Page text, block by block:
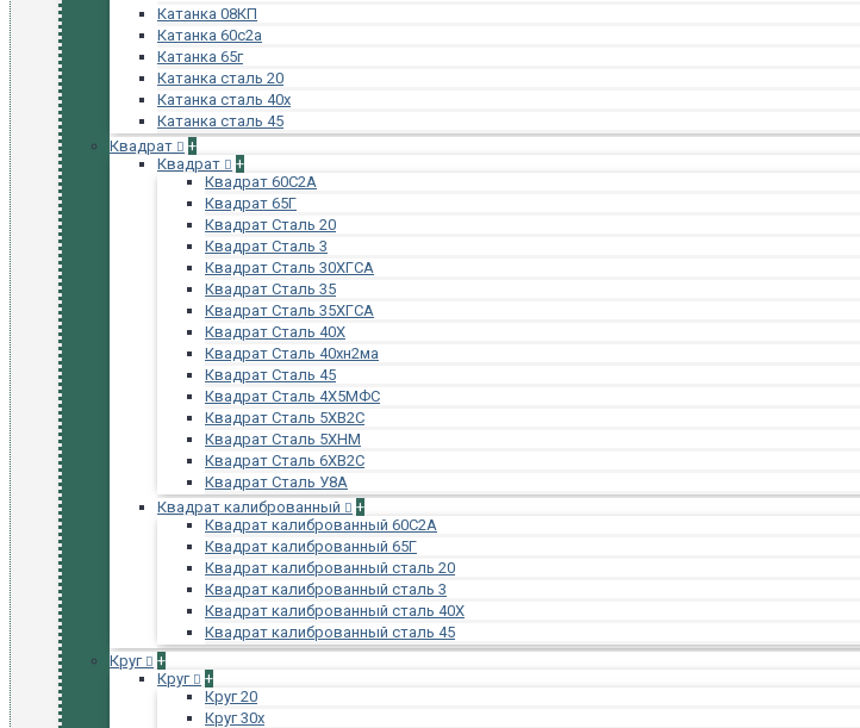
Катанка 08КП
Катанка 60с2а
Катанка 65г
Катанка сталь 20
Катанка сталь 40х
Катанка сталь 45
Квадрат
+
Квадрат
+
Квадрат 60С2А
Квадрат 65Г
Квадрат Сталь 20
Квадрат Сталь 3
Квадрат Сталь 30ХГСА
Квадрат Сталь 35
Квадрат Сталь 35ХГСА
Квадрат Сталь 40Х
Квадрат Сталь 40хн2ма
Квадрат Сталь 45
Квадрат Сталь 4Х5МФС
Квадрат Сталь 5ХВ2С
Квадрат Сталь 5ХНМ
Квадрат Сталь 6ХВ2С
Квадрат Сталь У8А
Квадрат калиброванный
+
Квадрат калиброванный 60С2А
Квадрат калиброванный 65Г
Квадрат калиброванный сталь 20
Квадрат калиброванный сталь 3
Квадрат калиброванный сталь 40Х
Квадрат калиброванный сталь 45
Круг
+
Круг
+
Круг 20
Круг 30х